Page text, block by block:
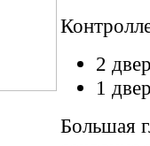
2
1
Большая